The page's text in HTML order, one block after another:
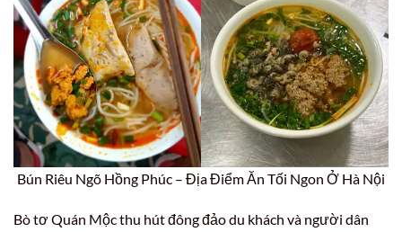
Bún Riêu Ngõ Hồng Phúc – Địa Điểm Ăn Tối Ngon Ở Hà Nội
Bò tơ Quán Mộc thu hút đông đảo du khách và người dân